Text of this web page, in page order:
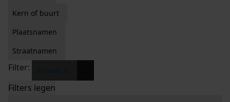
Kern of buurt
Plaatsnamen
Straatnamen
Filter:
Filters legen